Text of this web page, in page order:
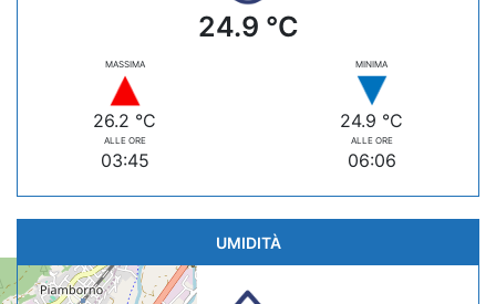
24.9 °C
MASSIMA
26.2 °C
ALLE ORE
03:45
MINIMA
24.9 °C
ALLE ORE
06:06
UMIDITÀ